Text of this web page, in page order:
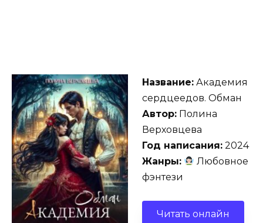
Название: Академия
сердцеедов. Обман
Автор: Полина
Верховцева
Год написания: 2024
Жанры:
Любовное
фэнтези
Читать онлайн